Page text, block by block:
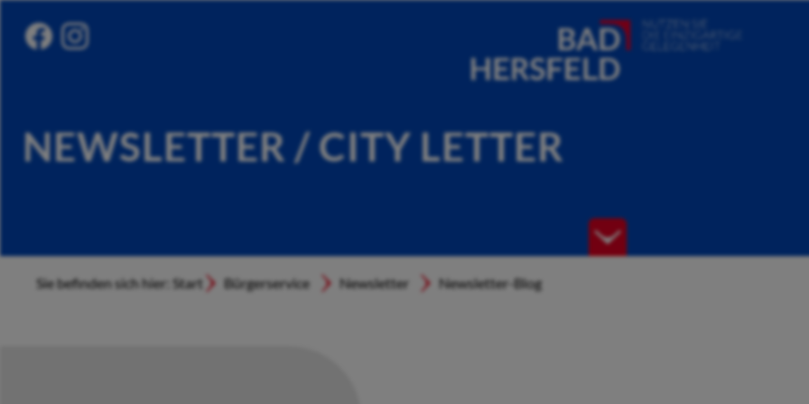
NEWSLETTER / CITY LETTER
Sie befinden sich hier: Start Bürgerservice Newsletter Newsletter-Blog